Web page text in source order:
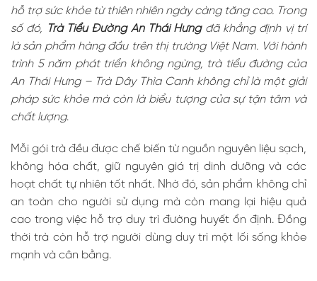
hỗ trợ sức khỏe từ thiên nhiên ngày càng tăng cao. Trong
số đó, Trà Tiểu Đường An Thái Hưngđã khẳng định vị trí
là sản phẩm hàng đầu trên thị trường Việt Nam. Với hành
trình 5 năm phát triển không ngừng, trà tiểu đường của
An Thái Hưng – Trà Dây Thìa Canh không chỉ là một giải
pháp sức khỏe mà còn là biểu tượng của sự tận tâm và
chất lượng.
Mỗi gói trà đều được chế biến từ nguồn nguyên liệu sạch,
không hóa chất, giữ nguyên giá trị dinh dưỡng và các
hoạt chất tự nhiên tốt nhất. Nhờ đó, sản phẩm không chỉ
an toàn cho người sử dụng mà còn mang lại hiệu quả
cao trong việc hỗ trợ duy trì đường huyết ổn định. Đồng
thời trà còn hỗ trợ người dùng duy trì một lối sống khỏe
mạnh và cân bằng.